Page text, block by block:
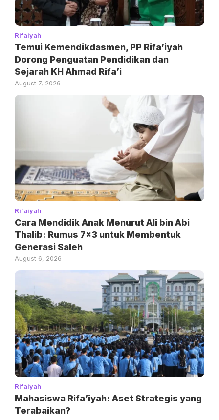
Rifaiyah
Temui Kemendikdasmen, PP Rifa’iyah
Dorong Penguatan Pendidikan dan
Sejarah KH Ahmad Rifa’i
August 7, 2026
Rifaiyah
Cara Mendidik Anak Menurut Ali bin Abi
Thalib: Rumus 7×3 untuk Membentuk
Generasi Saleh
August 6, 2026
Rifaiyah
Mahasiswa Rifa’iyah: Aset Strategis yang
Terabaikan?